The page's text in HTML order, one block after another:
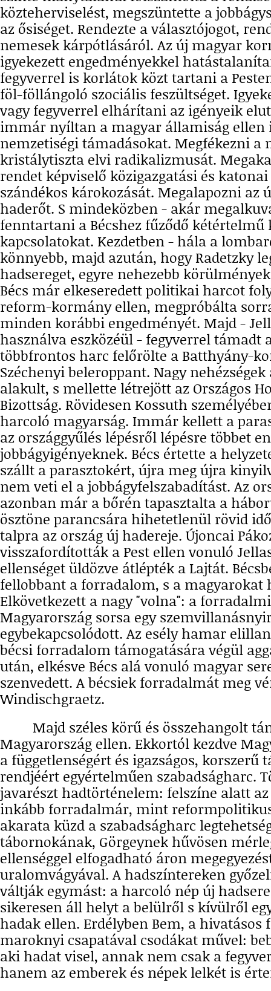
közteherviselést, megszüntette a
az ősiséget. Rendezte a választójogot,
nemesek kárpótlásáról. Az új magyar
igyekezett engedményekkel
fegyverrel is korlátok közt tartani a
föl-föllángoló szociális feszültséget.
vagy fegyverrel elhárítani az igényeik
immár nyíltan a magyar államiság ellen
nemzetiségi támadásokat. Megfékezni a
kristálytiszta elvi radikalizmusát.
rendet képviselő közigazgatási és
szándékos károkozását. Megalapozni az
haderőt. S mindeközben - akár
fenntartani a Bécshez fűződő kétértelmű
kapcsolatokat. Kezdetben - hála a
könnyebb, majd azután, hogy Radetzky
hadsereget, egyre nehezebb
Bécs már elkeseredett politikai harcot
reform-kormány ellen, megpróbálta
minden korábbi engedményét. Majd -
használva eszközéül - fegyverrel támadt
többfrontos harc felőrölte a Batthyány-
Széchenyi beleroppant. Nagy
alakult, s mellette létrejött az Országos
Bizottság. Rövidesen Kossuth
harcoló magyarság. Immár kellett a
az országgyűlés lépésről lépésre többet
jobbágyigényeknek. Bécs értette a
szállt a parasztokért, újra meg újra
nem veti el a jobbágyfelszabadítást. Az
azonban már a bőrén tapasztalta a
ösztöne parancsára hihetetlenül rövid
talpra az ország új hadereje. Újoncai
visszafordították a Pest ellen vonuló
ellenséget üldözve átlépték a Lajtát.
fellobbant a forradalom, s a magyarokat
Elkövetkezett a nagy "volna": a forradalmi
Magyarország sorsa egy
egybekapcsolódott. Az esély hamar
bécsi forradalom támogatására végül
után, elkésve Bécs alá vonuló magyar
szenvedett. A bécsiek forradalmát meg
Windischgraetz.
Majd széles körű és összehangolt
Magyarország ellen. Ekkortól kezdve
a függetlenségért és igazságos, korszerű
rendjéért egyértelműen szabadságharc.
javarészt hadtörténelem: felszíne alatt
inkább forradalmár, mint
akarata küzd a szabadságharc
tábornokának, Görgeynek hűvösen
ellenséggel elfogadható áron
uralomvágyával. A hadszíntereken
váltják egymást: a harcoló nép új
sikeresen áll helyt a belülről s kívülről
hadak ellen. Erdélyben Bem, a
maroknyi csapatával csodákat művel:
aki hadat visel, annak nem csak a
hanem az emberek és népek lelkét is